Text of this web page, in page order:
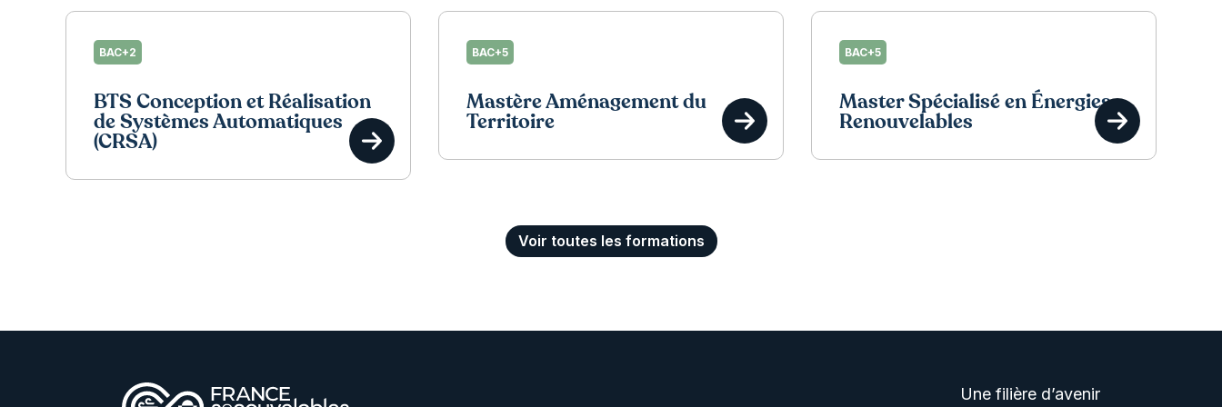
BAC+2
BTS Conception et Réalisation
de Systèmes Automatiques
(CRSA)
BAC+5
Mastère Aménagement du
Territoire
BAC+5
Master Spécialisé en Énergies
Renouvelables
Voir toutes les formations
Une filière d’avenir